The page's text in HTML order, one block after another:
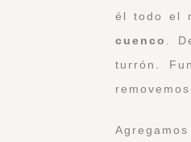
él todo el
cuenco
.
turrón.